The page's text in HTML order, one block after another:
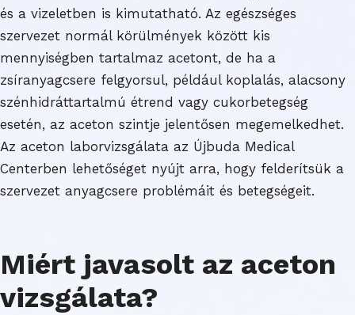
és a vizeletben is kimutatható. Az egészséges
szervezet normál körülmények között kis
mennyiségben tartalmaz acetont, de ha a
zsíranyagcsere felgyorsul, például koplalás, alacsony
szénhidráttartalmú étrend vagy cukorbetegség
esetén, az aceton szintje jelentősen megemelkedhet.
Az aceton laborvizsgálata az Újbuda Medical
Centerben lehetőséget nyújt arra, hogy felderítsük a
szervezet anyagcsere problémáit és betegségeit.
Miért javasolt az aceton
vizsgálata?